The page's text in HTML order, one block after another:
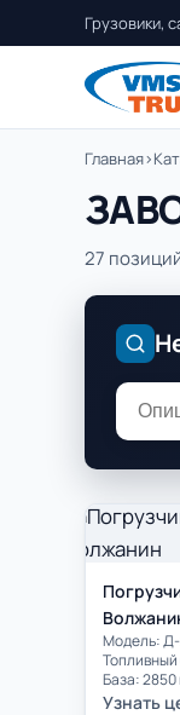
Грузовики,
Главная›
27
Модель:
Топливный
База:
Узнать